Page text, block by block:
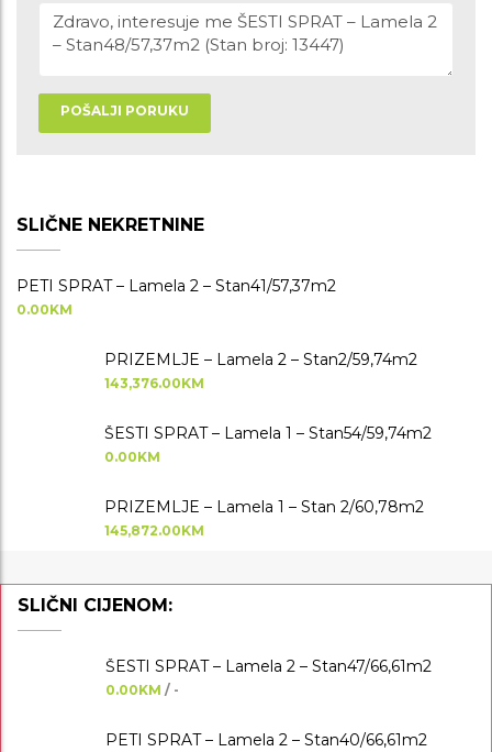
POŠALJI PORUKU
SLIČNE NEKRETNINE
PETI SPRAT – Lamela 2 – Stan41/57,37m2
0.00KM
PRIZEMLJE – Lamela 2 – Stan2/59,74m2
143,376.00KM
ŠESTI SPRAT – Lamela 1 – Stan54/59,74m2
0.00KM
PRIZEMLJE – Lamela 1 – Stan 2/60,78m2
145,872.00KM
SLIČNI CIJENOM:
ŠESTI SPRAT – Lamela 2 – Stan47/66,61m2
0.00KM / -
PETI SPRAT – Lamela 2 – Stan40/66,61m2